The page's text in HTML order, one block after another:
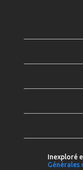
Inexploré
Générales